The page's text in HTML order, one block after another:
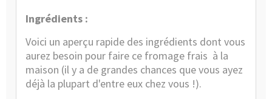
Ingrédients :
Voici un aperçu rapide des ingrédients dont vous
aurez besoin pour faire ce fromage frais à la
maison (il y a de grandes chances que vous ayez
déjà la plupart d'entre eux chez vous !).